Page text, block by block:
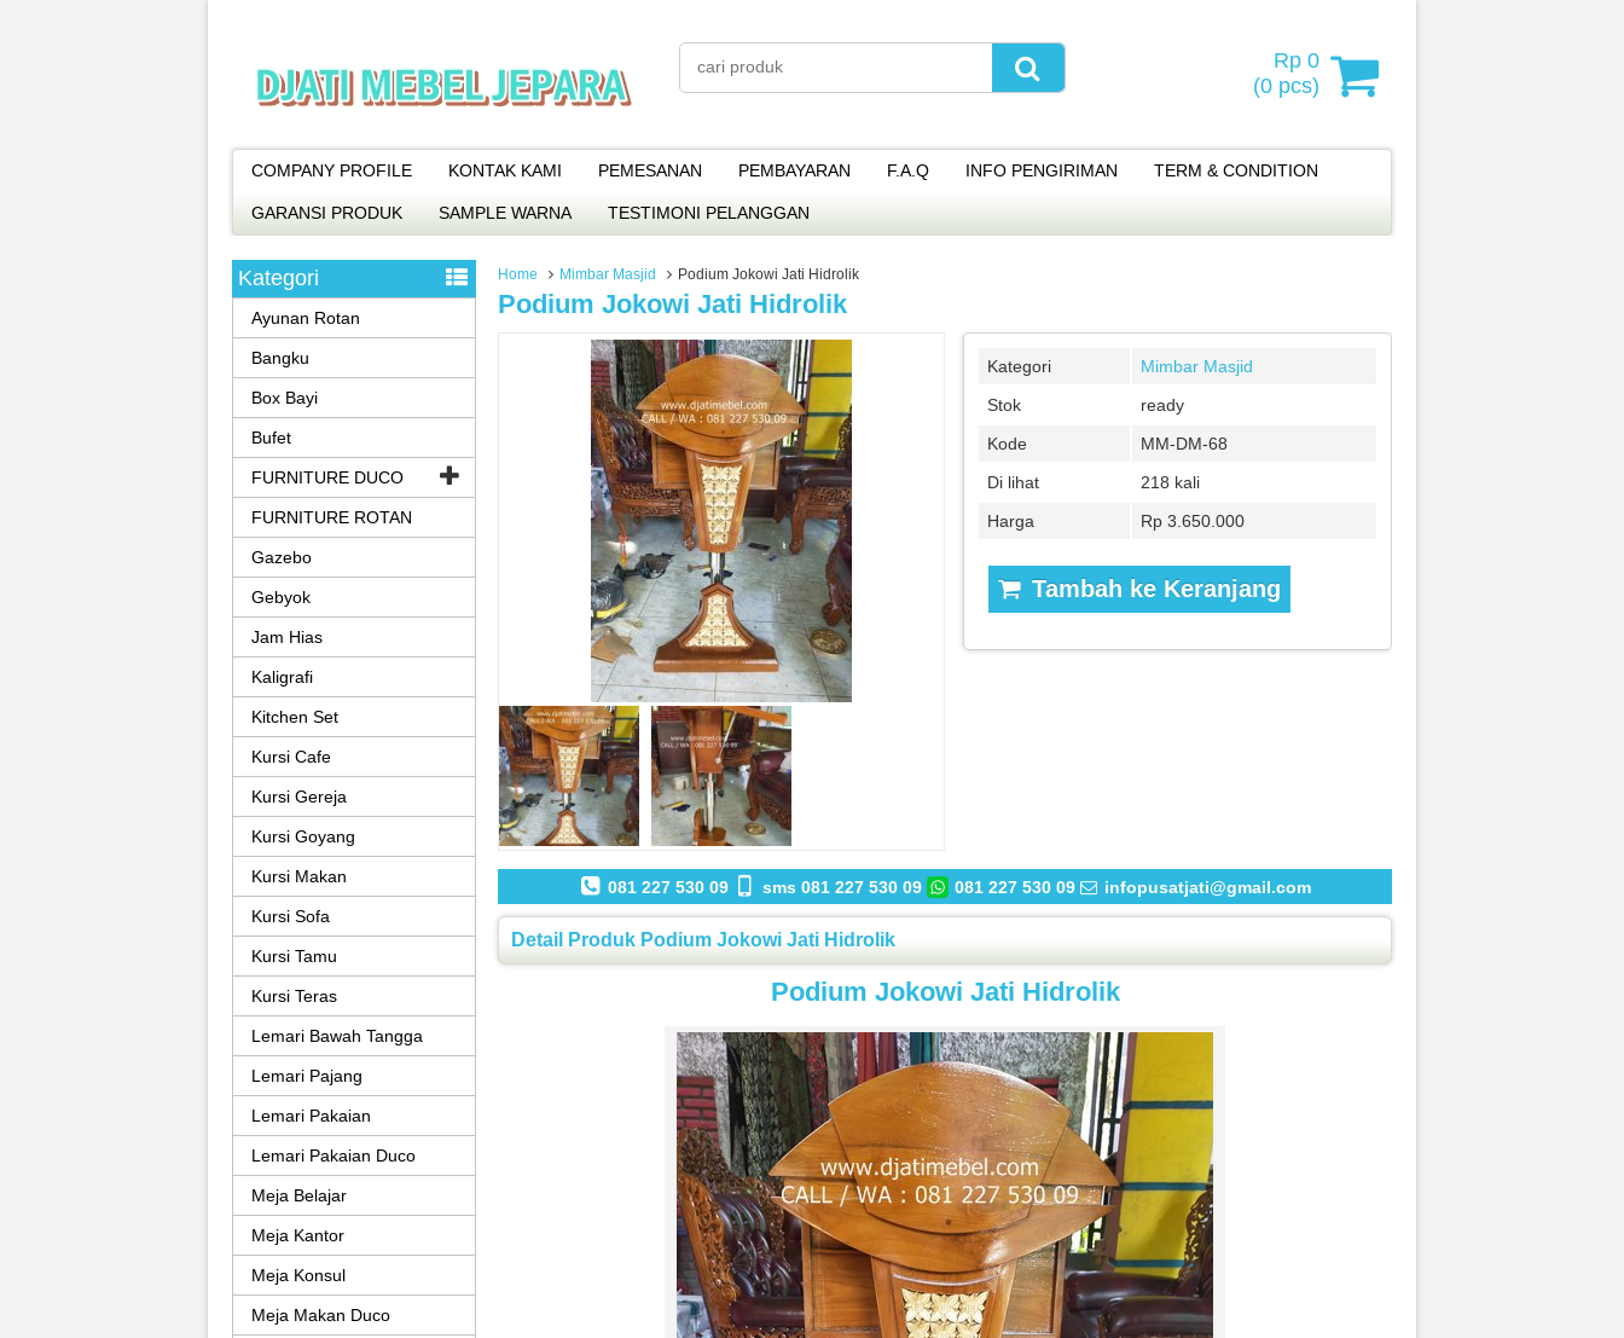
Rp 0
(0 pcs)
COMPANY PROFILE KONTAK KAMI PEMESANAN PEMBAYARAN F.A.Q INFO PENGIRIMAN TERM & CONDITION
GARANSI PRODUK SAMPLE WARNA TESTIMONI PELANGGAN
Home Mimbar Masjid Podium Jokowi Jati Hidrolik
Podium Jokowi Jati Hidrolik
Kategori
Mimbar Masjid
Stok
ready
Kode
MM-DM-68
Di lihat
218 kali
Harga
Rp 3.650.000
Tambah ke Keranjang
081 227 530 09 sms 081 227 530 09 081 227 530 09 infopusatjati@gmail.com
Detail Produk Podium Jokowi Jati Hidrolik
Podium Jokowi Jati Hidrolik
Kategori
Ayunan Rotan
Bangku
Box Bayi
Bufet
FURNITURE DUCO
FURNITURE ROTAN
Gazebo
Gebyok
Jam Hias
Kaligrafi
Kitchen Set
Kursi Cafe
Kursi Gereja
Kursi Goyang
Kursi Makan
Kursi Sofa
Kursi Tamu
Kursi Teras
Lemari Bawah Tangga
Lemari Pajang
Lemari Pakaian
Lemari Pakaian Duco
Meja Belajar
Meja Kantor
Meja Konsul
Meja Makan Duco